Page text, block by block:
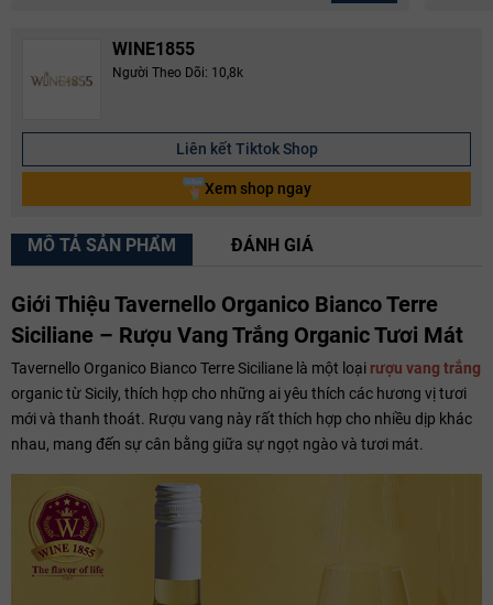
WINE1855
Người Theo Dõi: 10,8k
Liên kết Tiktok Shop
Xem shop ngay
MÔ TẢ SẢN PHẨM ĐÁNH GIÁ
Giới Thiệu Tavernello Organico Bianco Terre
Siciliane – Rượu Vang Trắng Organic Tươi Mát
Tavernello Organico Bianco Terre Siciliane là một loại rượu vang trắng
organic từ Sicily, thích hợp cho những ai yêu thích các hương vị tươi
mới và thanh thoát. Rượu vang này rất thích hợp cho nhiều dịp khác
nhau, mang đến sự cân bằng giữa sự ngọt ngào và tươi mát.